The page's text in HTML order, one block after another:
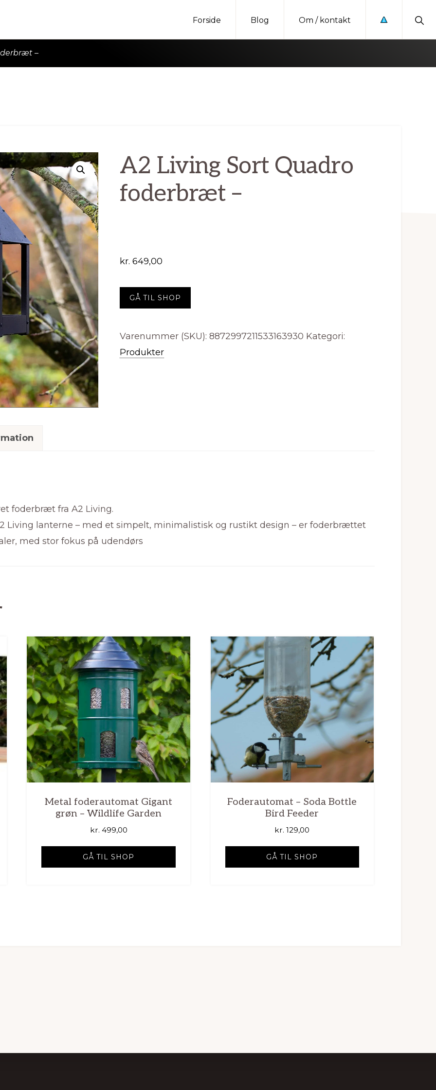
Forside Blog Om / kontakt
–
A2 Living Sort Quadro
foderbræt –
kr. 649,00
GÅ TIL SHOP
Varenummer (SKU): 8872997211533163930 Kategori:
Produkter
foderbræt fra A2 Living.
Living lanterne – med et simpelt, minimalistisk og rustikt design – er foderbrættet
med stor fokus på udendørs
Metal foderautomat Gigant
grøn – Wildlife Garden
kr. 499,00
GÅ TIL SHOP
Foderautomat – Soda Bottle
Bird Feeder
kr. 129,00
GÅ TIL SHOP